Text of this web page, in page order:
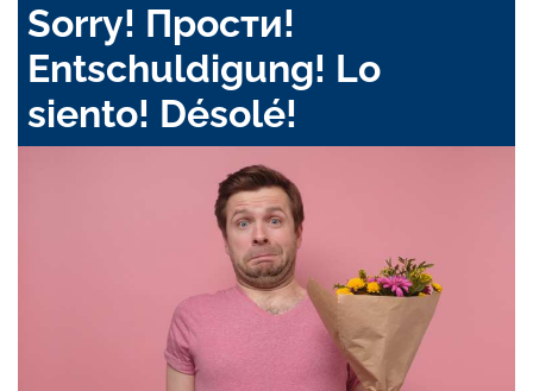
Sorry! Прости!
Entschuldigung! Lo
siento! Désolé!